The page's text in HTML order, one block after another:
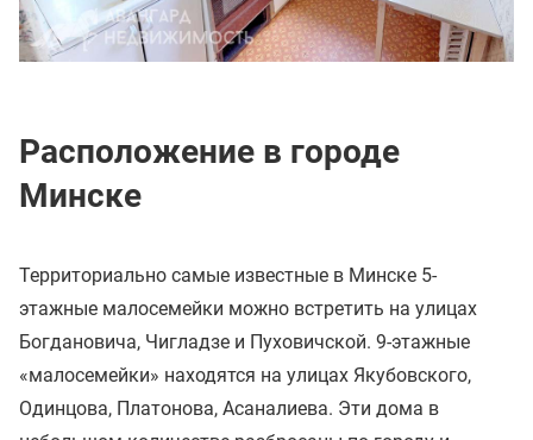
Расположение в городе
Минске
Территориально самые известные в Минске 5-
этажные малосемейки можно встретить на улицах
Богдановича, Чигладзе и Пуховичской. 9-этажные
«малосемейки» находятся на улицах Якубовского,
Одинцова, Платонова, Асаналиева. Эти дома в